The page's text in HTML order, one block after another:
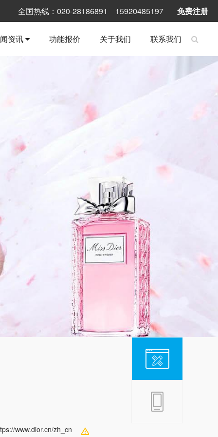
全国热线：020-28186891 15920485197 免费注册
资讯 功能报价 关于我们 联系我们
www.dior.cn/zh_cn